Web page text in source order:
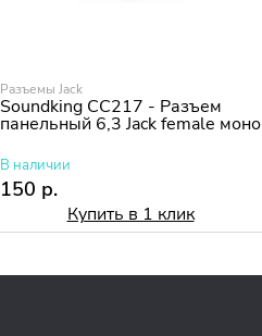
Разъемы Jack
Soundking CC217 - Разъем
панельный 6,3 Jack female моно
В наличии
150 р.
Купить в 1 клик